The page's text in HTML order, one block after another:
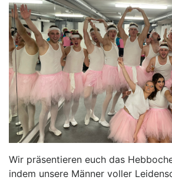
Wir präsentieren euch das
indem unsere Männer voller